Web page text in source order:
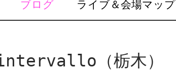
ブログ ライブ＆会場マップ
intervallo（栃木）